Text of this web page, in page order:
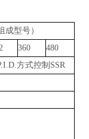
型号）
360
480
方式控制SSR